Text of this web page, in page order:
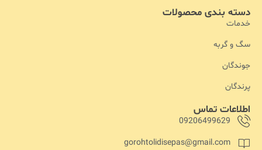
اطلاعات تماس
09206499629
gorohtolidisepas@gmail.com
دسته بندی محصولات
خدمات
سگ و گربه
جوندگان
پرندگان